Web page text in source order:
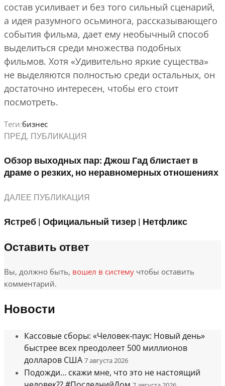
состав усиливает и без того сильный сценарий,
а идея разумного осьминога, рассказывающего
события фильма, дает ему необычный способ
выделиться среди множества подобных
фильмов. Хотя «Удивительно яркие существа»
не выделяются полностью среди остальных, он
достаточно интересен, чтобы его стоит
посмотреть.
Теги:бизнес
ПРЕД. ПУБЛИКАЦИЯ
Обзор выходных пар: Джош Гад блистает в
драме о резких, но неравномерных отношениях
ДАЛЕЕ ПУБЛИКАЦИЯ
Ястреб | Официальный тизер | Нетфликс
Оставить ответ
Вы, должно быть, вошел в систему чтобы оставить
комментарий.
Новости
Кассовые сборы: «Человек-паук: Новый день»
быстрее всех преодолеет 500 миллионов
долларов США 7 августа 2026
Подожди… скажи мне, что это не настоящий